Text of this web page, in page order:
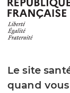
Le site
quand